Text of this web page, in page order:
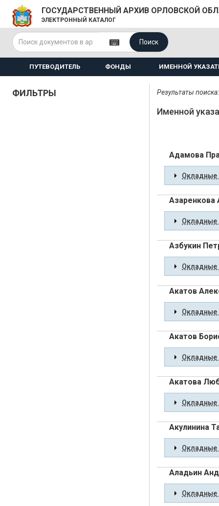
ГОСУДАРСТВЕННЫЙ АРХИВ ОРЛОВСКОЙ
ЭЛЕКТРОННЫЙ КАТАЛОГ
Поиск
ПУТЕВОДИТЕЛЬ ФОНДЫ ИМЕННОЙ
ФИЛЬТРЫ Результаты
Именной
Адамова
Окладные
Азаренкова
Окладные
Азбукин
Окладные
Акатов
Окладные
Акатов
Окладные
Акатова
Окладные
Акулинина
Окладные
Аладьин
Окладные